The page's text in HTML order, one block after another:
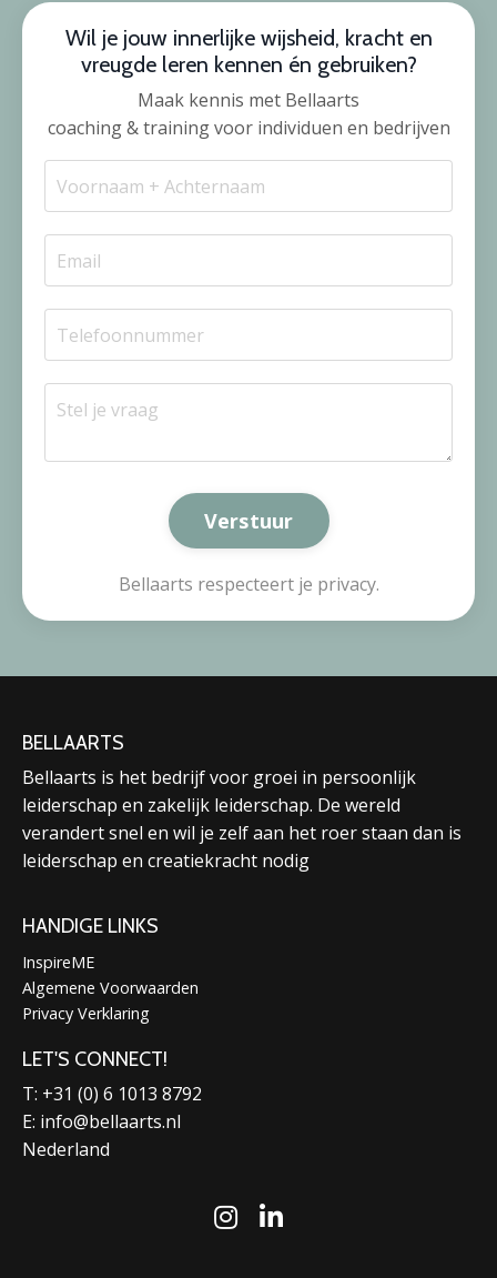
Wil je jouw innerlijke wijsheid, kracht en
vreugde leren kennen én gebruiken?
Maak kennis met Bellaarts
coaching & training voor individuen en bedrijven
Verstuur
Bellaarts respecteert je privacy.
BELLAARTS
Bellaarts is het bedrijf voor groei in persoonlijk
leiderschap en zakelijk leiderschap. De wereld
verandert snel en wil je zelf aan het roer staan dan is
leiderschap en creatiekracht nodig
HANDIGE LINKS
InspireME
Algemene Voorwaarden
Privacy Verklaring
LET'S CONNECT!
T: +31 (0) 6 1013 8792
E: info@bellaarts.nl
Nederland